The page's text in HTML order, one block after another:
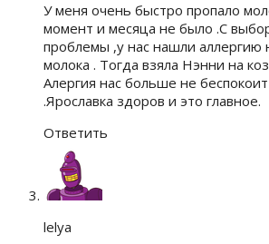
У меня очень быстро пропало
момент и месяца не было .С
проблемы ,у нас нашли аллергию
молока . Тогда взяла Нэнни на
Алергия нас больше не
.Ярославка здоров и это главное.
Ответить
lelya